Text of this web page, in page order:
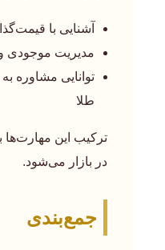
آشنایی با
مدیریت موجودی
توانایی مشاوره
طلا
ترکیب این مهارت‌ها
در بازار می‌شود.
جمع‌بندی